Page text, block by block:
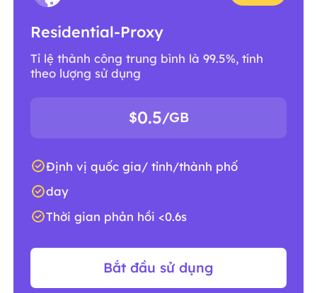
Residential-Proxy
Tỉ lệ thành công trung bình là 99.5%, tính
theo lượng sử dụng
$0.5/GB
Định vị quốc gia/ tỉnh/thành phố
day
Thời gian phản hồi <0.6s
Bắt đầu sử dụng